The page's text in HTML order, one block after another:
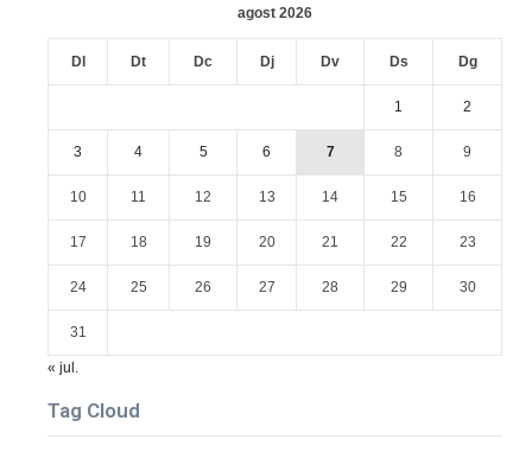
agost 2026
Dl Dt Dc Dj Dv Ds Dg
1 2
3 4 5 6 7 8 9
10 11 12 13 14 15 16
17 18 19 20 21 22 23
24 25 26 27 28 29 30
31
« jul.
Tag Cloud